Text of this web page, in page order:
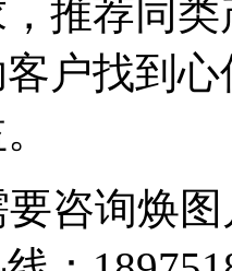
推荐同
户找到
询焕图